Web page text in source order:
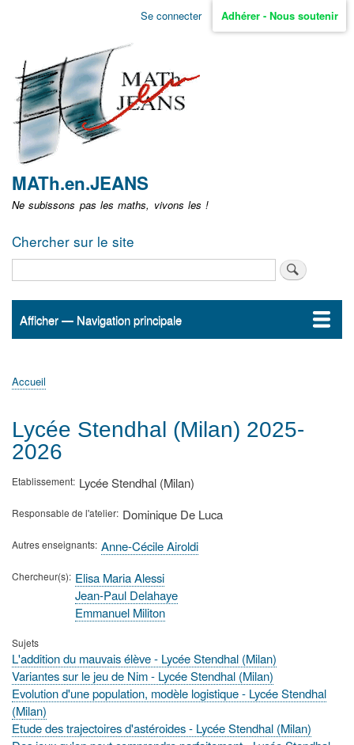
Aller
non
identifié
Se connecter Adhérer - Nous soutenir
MATh.en.JEANS
Ne subissons pas les maths, vivons les !
Chercher sur le site
Navigation
Afficher — Navigation principale
Accueil
ActualitésMATh.en.JEANS ?
Régions et Ateliers
Créer, gérer un atelier
Sujets/Publications
Congrès
d'Ariane
Accueil
Lycée Stendhal (Milan) 2025-
2026
Etablissement Lycée Stendhal (Milan)
Responsable de l'atelier Dominique De Luca
Autres enseignants Anne-Cécile Airoldi
Chercheur(s) Elisa Maria Alessi
Jean-Paul Delahaye
Emmanuel Militon
Sujets
L'addition du mauvais élève - Lycée Stendhal (Milan)
Variantes sur le jeu de Nim - Lycée Stendhal (Milan)
Evolution d'une population, modèle logistique - Lycée Stendhal
(Milan)
Etude des trajectoires d'astéroides - Lycée Stendhal (Milan)